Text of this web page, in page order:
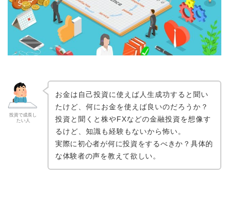
投資で成長し
たい人
お金は自己投資に使えば人生成功すると聞い
たけど、何にお金を使えば良いのだろうか？
投資と聞くと株やFXなどの金融投資を想像す
るけど、知識も経験もないから怖い。
実際に初心者が何に投資をするべきか？具体的
な体験者の声を教えて欲しい。